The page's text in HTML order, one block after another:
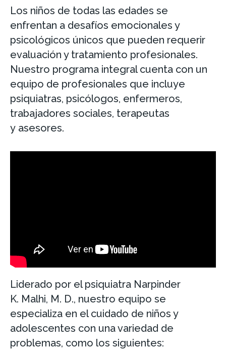
Los niños de todas las edades se
enfrentan a desafíos emocionales y
psicológicos únicos que pueden requerir
evaluación y tratamiento profesionales.
Nuestro programa integral cuenta con un
equipo de profesionales que incluye
psiquiatras, psicólogos, enfermeros,
trabajadores sociales, terapeutas
y asesores.
Liderado por el psiquiatra Narpinder
K. Malhi, M. D., nuestro equipo se
especializa en el cuidado de niños y
adolescentes con una variedad de
problemas, como los siguientes: